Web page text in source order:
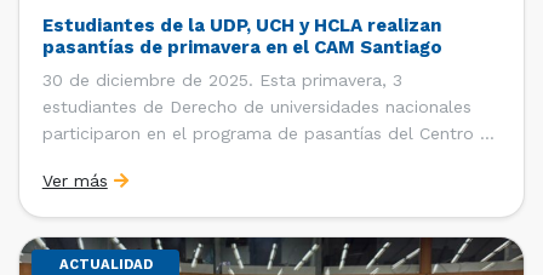
Estudiantes de la UDP, UCH y HCLA realizan
pasantías de primavera en el CAM Santiago
30 de diciembre de 2025. Esta primavera, 3
estudiantes de Derecho de universidades nacionales
participaron en el programa de pasantías del Centro de
de Santiago (CCS). Entre el 3 de noviembre y el 30 de
diciembre realizaron su pasantía Ingrid Ivania […]
Ver más
ACTUALIDAD